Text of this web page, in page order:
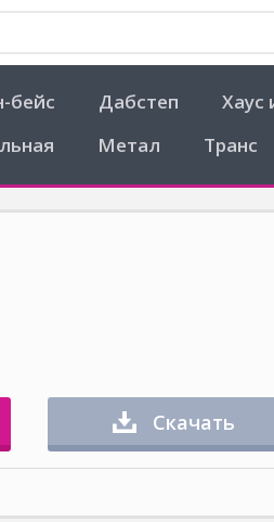
бейс Дабстеп Хаус
Метал Транс
Скачать